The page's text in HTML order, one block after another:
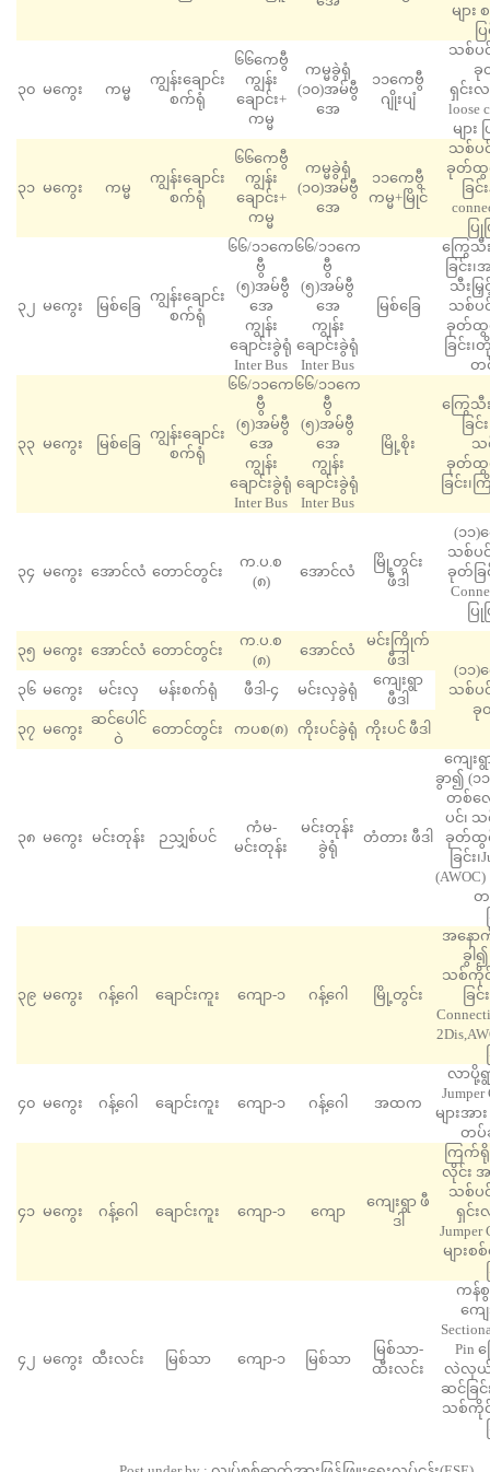
များ
ပ
၃၀ မကွေး ကမ္မ
ကျွန်းချောင်း
စက်ရုံ
၆၆ကေဗွီ
ကျွန်း
ချောင်း+
ကမ္မ
ကမ္မခွဲရုံ
(၁၀)အမ်ဗွီ
အေ
၁၁ကေဗွီ
ဂျိုးပျံ
သစ်ပ
ခု
ရှင်းလ
loose
များ
၃၁ မကွေး ကမ္မ
ကျွန်းချောင်း
စက်ရုံ
၆၆ကေဗွီ
ကျွန်း
ချောင်း+
ကမ္မ
ကမ္မခွဲရုံ
(၁၀)အမ်ဗွီ
အေ
၁၁ကေဗွီ
ကမ္မ+မြိုင်
သစ်ပ
ခုတ်ထွ
ခြင်
ပြု
၃၂ မကွေး မြစ်ခြေ
ကျွန်းချောင်း
စက်ရုံ
၆၆/၁၁ကေ
ဗွီ
(၅)အမ်ဗွီ
အေ
ကျွန်း
ချောင်းခွဲရုံ
Inter Bus
၆၆/၁၁ကေ
ဗွီ
(၅)အမ်ဗွီ
အေ
ကျွန်း
ချောင်းခွဲရုံ
Inter Bus
မြစ်ခြေ
ကြွေ
ခြင်း
သီးမြှ
သစ်ပ
ခုတ်ထွ
ခြင်း
တင်
၃၃ မကွေး မြစ်ခြေ
ကျွန်းချောင်း
စက်ရုံ
၆၆/၁၁ကေ
ဗွီ
(၅)အမ်ဗွီ
အေ
ကျွန်း
ချောင်းခွဲရုံ
Inter Bus
၆၆/၁၁ကေ
ဗွီ
(၅)အမ်ဗွီ
အေ
ကျွန်း
ချောင်းခွဲရုံ
Inter Bus
မြို့စိုး
ကြွေ
ခြ
သ
ခုတ်ထွ
ခြင်း၊
၃၄ မကွေး အောင်လံ တောင်တွင်း
က.ပ.စ
(၈)
အောင်လံ
မြို့တွင်း
ဖီဒါ
(၁၁)
သစ်ပ
ခုတ်ခြင်
ပြု
၃၅ မကွေး အောင်လံ တောင်တွင်း
က.ပ.စ
(၈)
အောင်လံ
မင်းကြိုက်
ဖီဒါ
(၁၁)
သစ်ပ
ခု
၃၆ မကွေး မင်းလှ မန်းစက်ရုံ ဖီဒါ-၄ မင်းလှခွဲရုံ
ကျေးရွာ
ဖီဒါ
၃၇ မကွေး
ဆင်ပေါင်
ဝဲ
တောင်တွင်း ကပစ(၈) ကိုးပင်ခွဲရုံ ကိုးပင် ဖီဒါ
၃၈ မကွေး မင်းတုန်း ဉသျှစ်ပင်
ကံမ-
မင်းတုန်း
မင်းတုန်း
ခွဲရုံ
တံတား ဖီဒါ
ကျေး
ခွာ၍ (၁
တစ်လ
ပင်၊ သ
ခုတ်ထွင်
ခြင်း၊
တ
၃၉ မကွေး ဂန့်ဂေါ ​ချောင်းကူး ကျော-၁ ဂန့်ဂေါ မြို့တွင်း
အနော
ခွါ
သစ်ကိုင်
ခြင်
၄၀ မကွေး ဂန့်ဂေါ ​ချောင်းကူး ကျော-၁ ဂန့်ဂေါ အထက
လာပို့ရွ
Jumper
များအာ
တပ်
၄၁ မကွေး ဂန့်ဂေါ ​ချောင်းကူး ကျော-၁ ကျော
ကျေးရွာ ဖီ
ဒါ
ကြက်ရို
လိုင်း အ
သစ်ပ
ရှင်း
Jumper
များစ
၄၂ မကွေး ထီးလင်း မြစ်သာ ကျော-၁ မြစ်သာ
မြစ်သာ-
ထီးလင်း
ကန်စွ
ကျေ
Pin
လဲလှယ်ခ
ဆင်ခြ
သစ်ကိုင်